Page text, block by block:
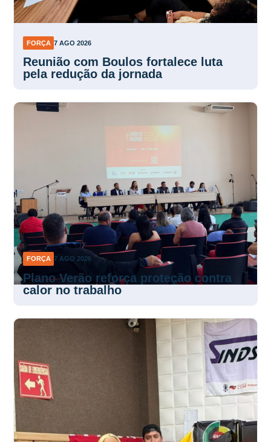
FORÇA 7 AGO 2026
Reunião com Boulos fortalece luta
pela redução da jornada
FORÇA 7 AGO 2026
Plano Verão reforça proteção contra
calor no trabalho